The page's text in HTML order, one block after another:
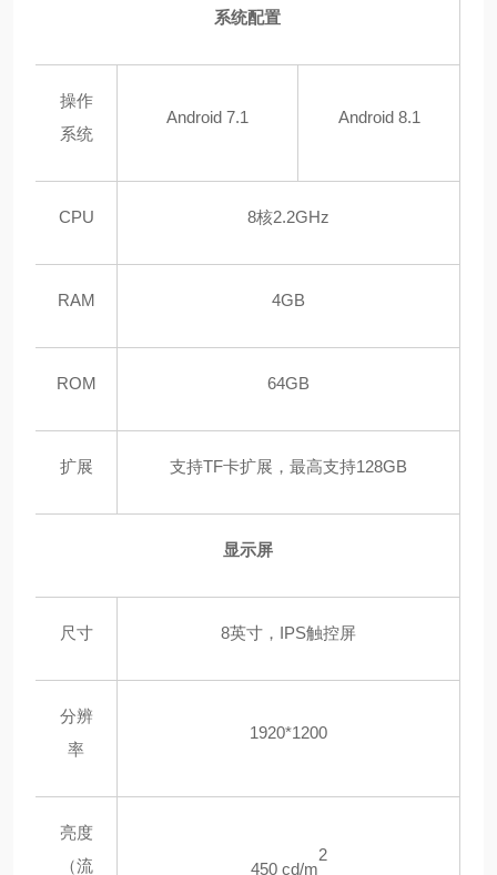
系统配置
操作
系统
Android 7.1 Android 8.1
CPU 8核2.2GHz
RAM 4GB
ROM 64GB
扩展 支持TF卡扩展，最高支持128GB
显示屏
尺寸 8英寸，IPS触控屏
分辨
率
1920*1200
亮度
（流
450 cd/m
2